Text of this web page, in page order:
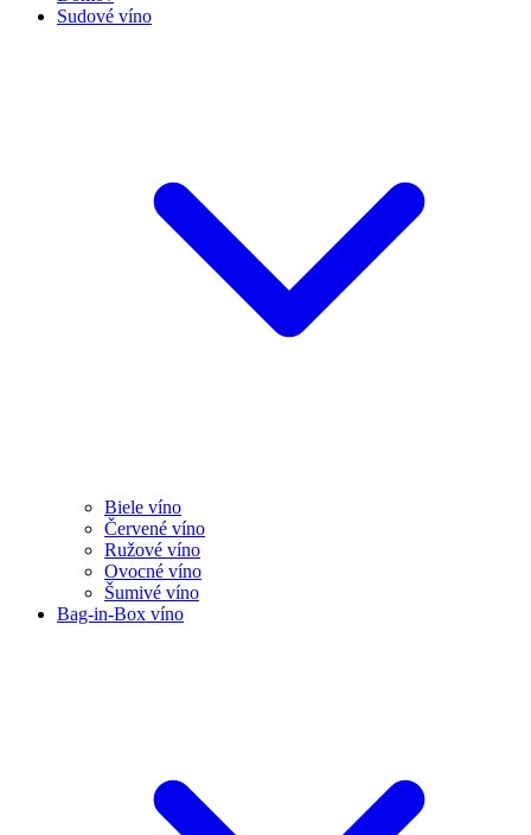
Sudové víno
Biele víno
Červené víno
Ružové víno
Ovocné víno
Šumivé víno
Bag-in-Box víno